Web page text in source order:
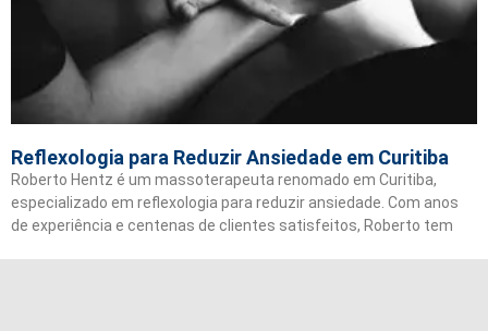
Reflexologia para Reduzir Ansiedade em Curitiba
Roberto Hentz é um massoterapeuta renomado em Curitiba,
especializado em reflexologia para reduzir ansiedade. Com anos
de experiência e centenas de clientes satisfeitos, Roberto tem